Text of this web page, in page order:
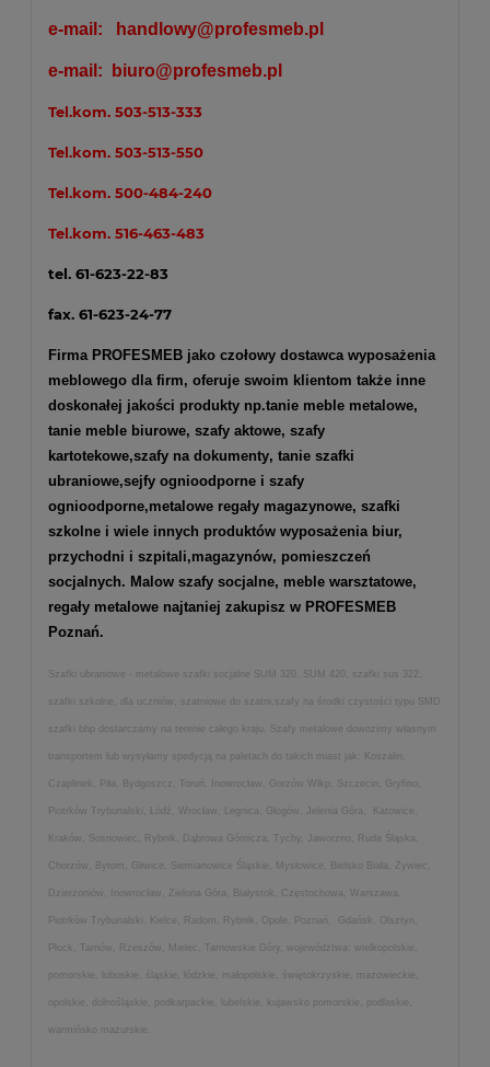
e-mail: handlowy@profesmeb.pl
e-mail: biuro@profesmeb.pl
Tel.kom. 503-513-333
Tel.kom. 503-513-550
Tel.kom. 500-484-240
Tel.kom. 516-463-483
tel. 61-623-22-83
fax. 61-623-24-77
Firma PROFESMEB jako czołowy dostawca wyposażenia
meblowego dla firm, oferuje swoim klientom także inne
doskonałej jakości produkty np.tanie meble metalowe,
tanie meble biurowe, szafy aktowe, szafy
kartotekowe,szafy na dokumenty, tanie szafki
ubraniowe,sejfy ognioodporne i szafy
ognioodporne,metalowe regały magazynowe, szafki
szkolne i wiele innych produktów wyposażenia biur,
przychodni i szpitali,magazynów, pomieszczeń
socjalnych. Malow szafy socjalne, meble warsztatowe,
regały metalowe najtaniej zakupisz w PROFESMEB
Poznań.
Szafki ubraniowe - metalowe szafki socjalne SUM 320, SUM 420, szafki sus 322,
szafki szkolne, dla uczniów, szatniowe do szatni,szafy na środki czystości typu SMD
szafki bhp dostarczamy na terenie całego kraju. Szafy metalowe dowozimy własnym
transportem lub wysyłamy spedycją na paletach do takich miast jak: Koszalin,
Czaplinek, Piła, Bydgoszcz, Toruń, Inowrocław, Gorzów Wlkp, Szczecin, Gryfino,
Piotrków Trybunalski, Łódź, Wrocław, Legnica, Głogów, Jelenia Góra, Katowice,
Kraków, Sosnowiec, Rybnik, Dąbrowa Górnicza, Tychy, Jaworzno, Ruda Śląska,
Chorzów, Bytom, Gliwice, Siemianowice Śląskie, Mysłowice, Bielsko Biała, Żywiec,
Dzierżoniów, Inowrocław, Zielona Góra, Białystok, Częstochowa, Warszawa,
Piotrków Trybunalski, Kielce, Radom, Rybnik, Opole, Poznań, Gdańsk, Olsztyn,
Płock, Tarnów, Rzeszów, Mielec, Tarnowskie Góry, województwa: wielkopolskie,
pomorskie, lubuskie, śląskie, łódzkie, małopolskie, świętokrzyskie, mazowieckie,
opolskie, dolnośląskie, podkarpackie, lubelskie, kujawsko pomorskie, podlaskie,
warmińsko mazurskie.